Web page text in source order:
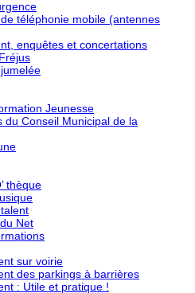
téléphonie mobile (antennes
enquêtes et concertations
Jeunesse
du Conseil Municipal de la
thèque
Net
sur voirie
des parkings à barrières
: Utile et pratique !